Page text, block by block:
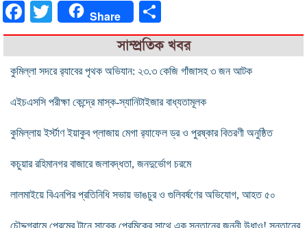
FacebookTwitter Share
সাম্প্রতিক খবর
কুমিল্লা সদরে র‌্যাবের পৃথক অভিযান: ২৩.৩ কেজি গাঁজাসহ ৩ জন আটক
এইচএসসি পরীক্ষা কেন্দ্রে মাস্ক-স্যানিটাইজার বাধ্যতামূলক
কুমিল্লায় ইর্স্টাণ ইয়াকুব প্লাজায় মেগা র‌্যাফেল ড্র ও পুরষ্কার বিতরণী অনুষ্ঠিত
কচুয়ার রহিমানগর বাজারে জলাবদ্ধতা, জনদুর্ভোগ চরমে
লালমাইয়ে বিএনপির প্রতিনিধি সভায় ভাঙচুর ও গুলিবর্ষণের অভিযোগ, আহত ৫০
চৌদ্দগ্রামে প্রেমের টানে সাবেক প্রেমিকের সাথে এক সন্তানের জননী উধাও! সন্তানের